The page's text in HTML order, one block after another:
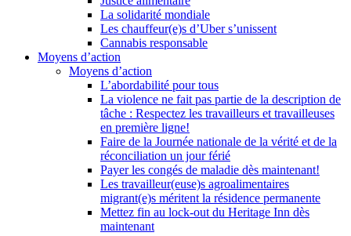
La solidarité mondiale
Les chauffeur(e)s d’Uber s’unissent
Cannabis responsable
Moyens d’action
Moyens d’action
L’abordabilité pour tous
La violence ne fait pas partie de la description de
tâche : Respectez les travailleurs et travailleuses
en première ligne!
Faire de la Journée nationale de la vérité et de la
réconciliation un jour férié
Payer les congés de maladie dès maintenant!
Les travailleur(euse)s agroalimentaires
migrant(e)s méritent la résidence permanente
Mettez fin au lock-out du Heritage Inn dès
maintenant